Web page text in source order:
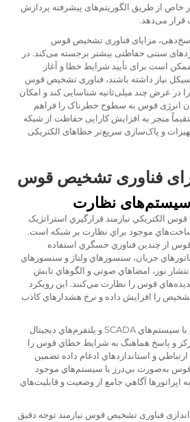
از طریق الگوریتم‌های پیشرفته پردازش
می‌دهد.
مزایای فناوری تشخیص قوس
سنتی حفاظتی بیشتر برجسته می‌کند. در
است برای تأیید شرایط خطا و آغاز
نیاز داشته باشند، فناوری تشخیص قوس
عرض چند میلی‌ثانیه شناسایی کند و امکان
انرژی قوس به سطوح خطرناک را فراهم
منجر به افزایش کارایی حفاظت از شبکه
و پاک‌سازی سریع‌تر خطاهای الکتریکی
فناوری تشخیص قوس
نظارت
الکتريکي نيازمند قرارگيري استراتژيک
موجود براي نظارت بر شبكه است.
از چندين فناوري حسگري استفاده
جريان، سنسورهاي ولتاژ و سنسورهاي
نور، امضاهاي صوتي و الگوهاي تابش
قوس را نظارت مي‌كنند. اين رویکرد
را افزايش داده و نرخ هشدارهاي كاذب
ادغام فناوري تشخيص قوس با سيستم‌هاي SCADA و پلتفرم‌هاي ديجيتال
و پاسخ هماهنگ به شرايط خطاي قوس را
و استانداردهاي ادغام داده تضمين
قوس به‌صورت بي‌درز با سيستم‌هاي موجود
اپراتورها آگاهي جامع از وضعیت و قابليت‌هاي
فناوری تشخیص قوس نیازمند توجه دقیق